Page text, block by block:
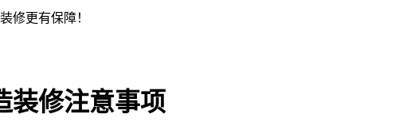
装修注意事项